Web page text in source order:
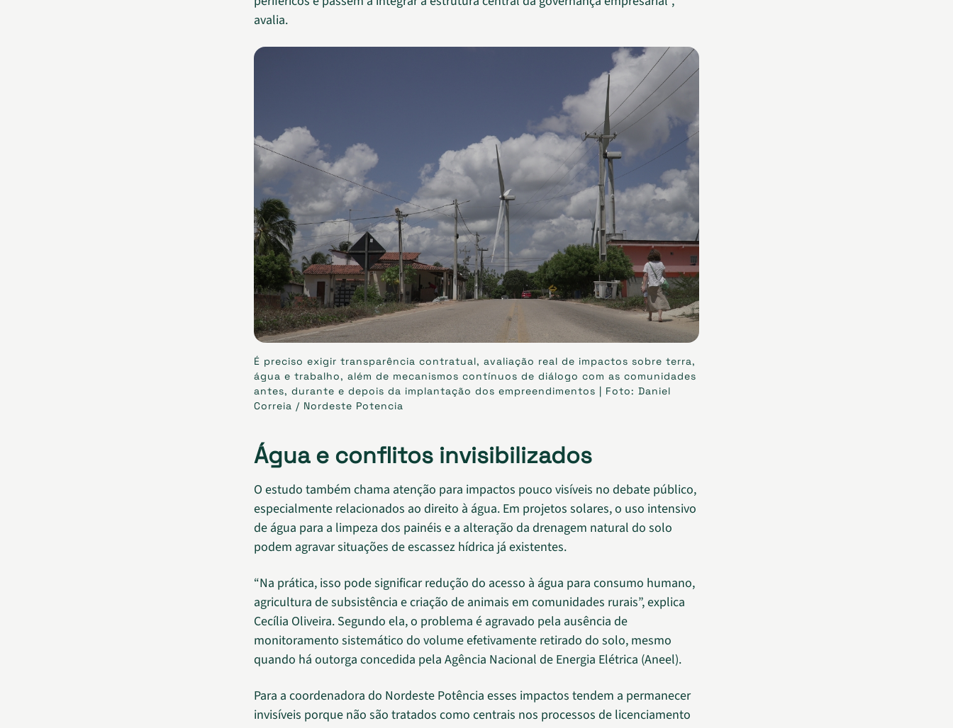
avalia.
É preciso exigir transparência contratual, avaliação real de impactos sobre terra,
água e trabalho, além de mecanismos contínuos de diálogo com as comunidades
antes, durante e depois da implantação dos empreendimentos | Foto: Daniel
Correia / Nordeste Potencia
Água e conflitos invisibilizados
O estudo também chama atenção para impactos pouco visíveis no debate público,
especialmente relacionados ao direito à água. Em projetos solares, o uso intensivo
de água para a limpeza dos painéis e a alteração da drenagem natural do solo
podem agravar situações de escassez hídrica já existentes.
“Na prática, isso pode significar redução do acesso à água para consumo humano,
agricultura de subsistência e criação de animais em comunidades rurais”, explica
Cecília Oliveira. Segundo ela, o problema é agravado pela ausência de
monitoramento sistemático do volume efetivamente retirado do solo, mesmo
quando há outorga concedida pela Agência Nacional de Energia Elétrica (Aneel).
Para a coordenadora do Nordeste Potência esses impactos tendem a permanecer
invisíveis porque não são tratados como centrais nos processos de licenciamento